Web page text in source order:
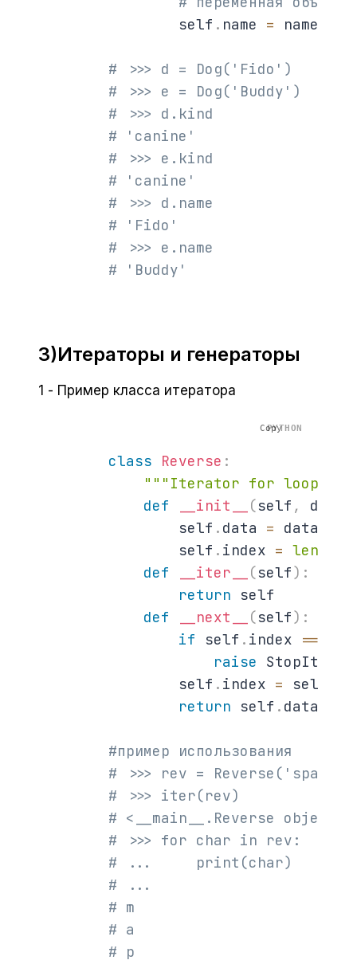
                self
. name = name
# >>> d = Dog('Fido')
# >>> e = Dog('Buddy')
# >>> d.kind
# 'canine'
# >>> e.kind
# 'canine'
# >>> d.name
# 'Fido'
# >>> e.name
# 'Buddy'
3)Итераторы и генераторы
1 - Пример класса итератора
class Reverse :
"""Iterator for looping
def
__init__ (self , data
                self
. data = data
                self
. index = len
def
__iter__ (self) :
return self
def
__next__ (self) :
if self . index ==
raise
                self
. index = self
return self . data
#пример использования
# >>> rev = Reverse('spam')
# >>> iter(rev)
# <__main__.Reverse object at
# >>> for char in rev:
# ...     print(char)
# ...
# m
# a
# p
Copy